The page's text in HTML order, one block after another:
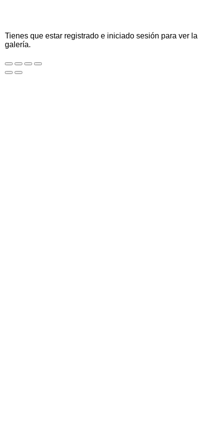
Tienes que estar registrado e iniciado sesión para ver la
galería.